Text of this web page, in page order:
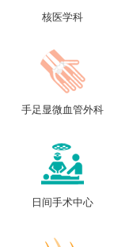
核医学科
手足显微血管外科
日间手术中心